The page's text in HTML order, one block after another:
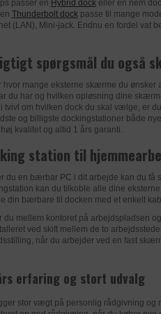
bruges i
brugeroplevelsen.
https://
6 dage
AWSALBCORS
zopim.com
DYNAMICWEB
Bevarer brugerens
https://
uniplus.dk
uniplus.dk
GOOGLE
Anvendes til
baggrund af disse
https://
1 dag
_gat
uniplus.dk
Statistik-cookies
samn.dk. De bruges
1 år
uniplus.dk
FACEBOOK
Denne cookie
Facebook eller en
have besøgt dette
https://
3 måneder
_fbp
passer en Hybrid dockeller en nem
Thunderbolt dockpasse til mange
(LAN), Mini-jack. Endnu en fordel vat
spørgsmål du også
hvor mange eksterne skærme du
du har og hvilken opløsning dine
tvivl om hvilken dock du skal vælge, er
og billigste dockingstationer både
kvalitet og altid 1 års garanti.
station til
du en bærbar PC i dit arbejde kan du få
kan du tilkoble alle dine
din bærbare til docken med et enkelt
du mellem kontoret på arbejdspladsen
ved skift mellem de to
når du arbejder ved en fast
erfaring og stort udvalg
stor vægt på personlig rådgivning og